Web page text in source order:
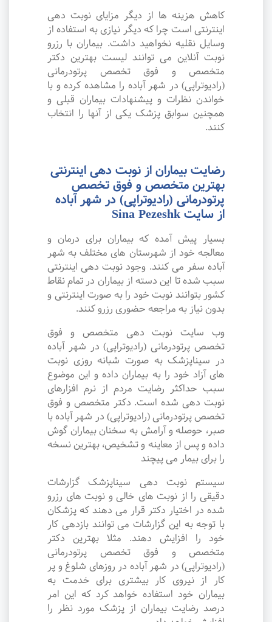
کاهش هزینه ها از دیگر مزایای نوبت دهی
اینترنتی است چرا که دیگر نیازی به استفاده از
وسایل نقلیه نخواهید داشت. بیماران با رزرو
نوبت آنلاین می توانند لیست بهترین دکتر
متخصص و فوق تخصص پرتودرمانی
(رادیوتراپی) در شهر آباده را مشاهده کرده و با
خواندن نظرات و پیشنهادات بیماران قبلی و
همچنین سوابق پزشک یکی از آنها را انتخاب
کنند.
رضایت بیماران از نوبت دهی اینترنتی
بهترین متخصص و فوق تخصص
پرتودرمانی (رادیوتراپی) در شهر آباده
از سایت Sina Pezeshk
بسیار پیش آمده که بیماران برای درمان و
معالجه خود از شهرستان های مختلف به شهر
آباده سفر می کنند. وجود نوبت دهی اینترنتی
سبب شده تا این دسته از بیماران در تمام نقاط
کشور بتوانند نوبت خود را به صورت اینترنتی و
بدون نیاز به مراجعه حضوری رزرو کنند.
وب سایت نوبت دهی متخصص و فوق
تخصص پرتودرمانی (رادیوتراپی) در شهر آباده
در سیناپزشک به صورت شبانه روزی نوبت
های آزاد خود را به بیماران داده و این موضوع
سبب حداکثر رضایت مردم از نرم افزارهای
نوبت دهی شده است. دکتر متخصص و فوق
تخصص پرتودرمانی (رادیوتراپی) در شهر آباده با
صبر، حوصله و آرامش به سخنان بیماران گوش
داده و پس از معاینه و تشخیص، بهترین نسخه
را برای بیمار می پیچند
سیستم نوبت دهی سیناپزشک گزارشات
دقیقی را از نوبت های خالی و نوبت های رزرو
شده در اختیار دکتر قرار می دهند که پزشکان
با توجه به این گزارشات می توانند بازدهی کار
خود را افزایش دهند. مثلا بهترین دکتر
متخصص و فوق تخصص پرتودرمانی
(رادیوتراپی) در شهر آباده در روزهای شلوغ و پر
کار از نیروی کار بیشتری برای خدمت به
بیماران خود استفاده خواهد کرد که این امر
درصد رضایت بیماران از پزشک مورد نظر را